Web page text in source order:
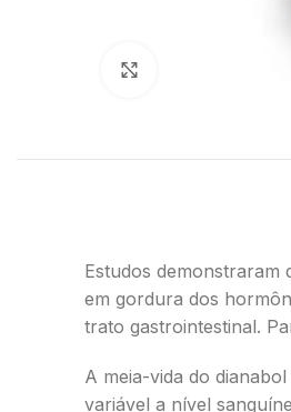
Estudos demonstraram
em gordura dos
trato gastrointestinal.
A meia-vida do
variável a nível